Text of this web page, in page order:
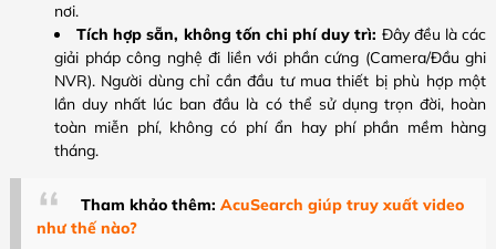
nơi.
Tích hợp sẵn, không tốn chi phí duy trì: Đây đều là các
giải pháp công nghệ đi liền với phần cứng (Camera/Đầu ghi
NVR). Người dùng chỉ cần đầu tư mua thiết bị phù hợp một
lần duy nhất lúc ban đầu là có thể sử dụng trọn đời, hoàn
toàn miễn phí, không có phí ẩn hay phí phần mềm hàng
tháng.
Tham khảo thêm: AcuSearch giúp truy xuất video
như thế nào?